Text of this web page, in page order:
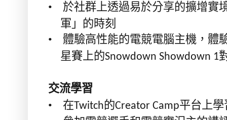
•
於社群上透過易於分享的擴增實
軍」的時刻
•
體驗高性能的電競電腦主機，體
星賽上的Snowdown Showdown 1
交流學習
•
在Twitch的Creator Camp平台上